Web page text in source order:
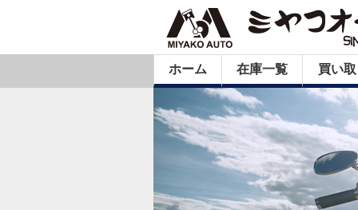
ホーム 在庫一覧 買い